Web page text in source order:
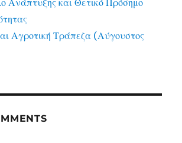
Ανάπτυξης και Θετικό Πρόσημο
Αγροτική Τράπεζα (Αύγουστος